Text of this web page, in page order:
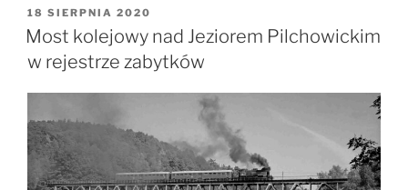
OPUBLIKOWANE
W
18 SIERPNIA 2020
Most kolejowy nad Jeziorem Pilchowickim
w rejestrze zabytków